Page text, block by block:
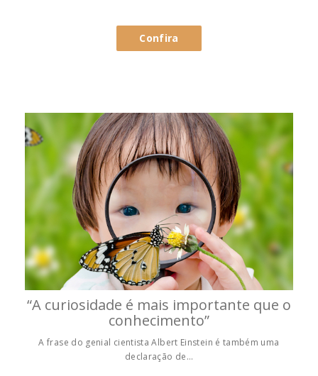
Confira
“A curiosidade é mais importante que o
conhecimento”
A frase do genial cientista Albert Einstein é também uma
declaração de…